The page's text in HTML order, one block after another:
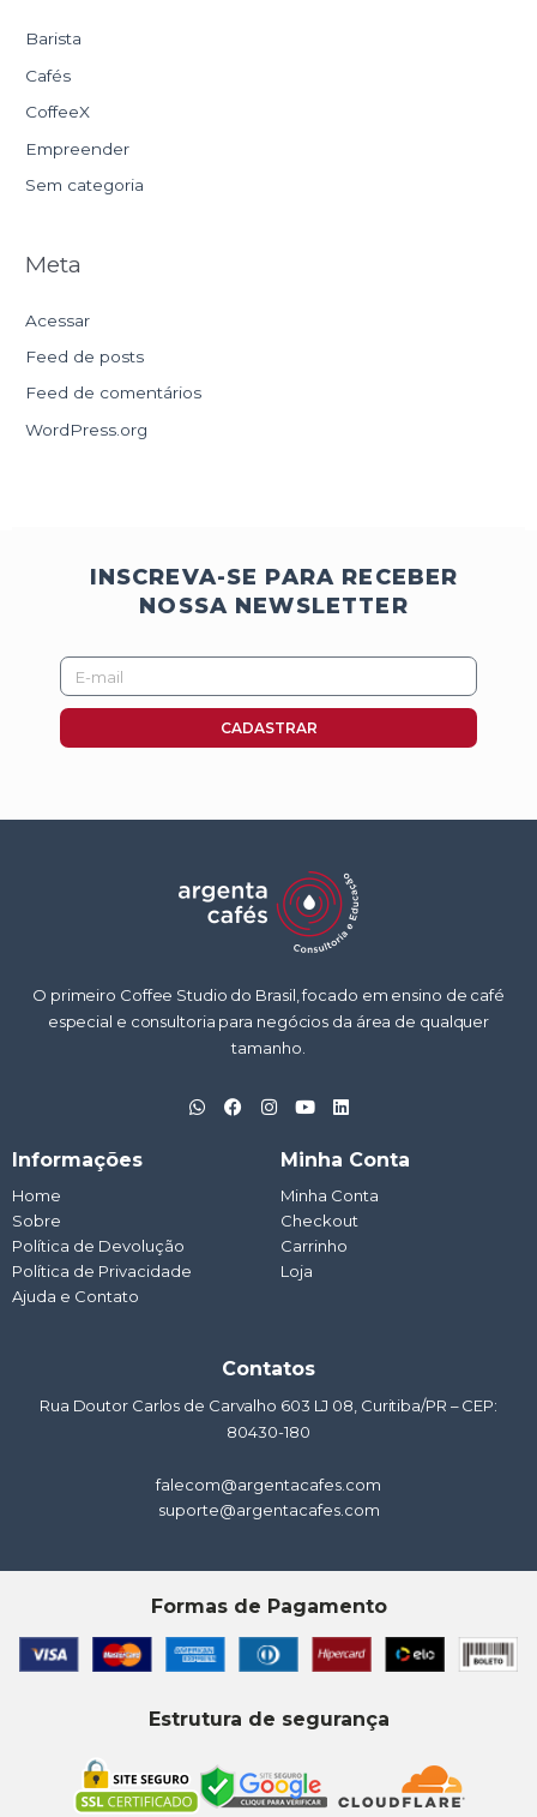
Barista
Cafés
CoffeeX
Empreender
Sem categoria
Meta
Acessar
Feed de posts
Feed de comentários
WordPress.org
INSCREVA-SE PARA RECEBER
NOSSA NEWSLETTER
E-
mail
CADASTRAR
O primeiro Coffee Studio do Brasil, focado em ensino de café
especial e consultoria para negócios da área de qualquer
tamanho.
W
h
F
a
I
n
m
Y
o
t
u
b
e
L
i
k
e
d
i
n
Informações
Home
Sobre
Política de Devolução
Política de Privacidade
Ajuda e Contato
Minha Conta
Minha Conta
Checkout
Carrinho
Loja
Contatos
Rua Doutor Carlos de Carvalho 603 LJ 08, Curitiba/PR – CEP:
80430-180
falecom@argentacafes.com
suporte@argentacafes.com
Formas de Pagamento
Estrutura de segurança